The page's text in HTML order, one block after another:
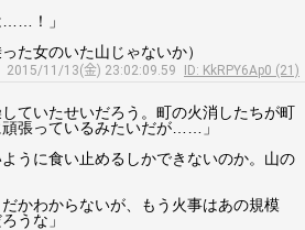
……！」
た女のいた山じゃないか）
2015/11/13(金) 23:02:09.59
ID: KkRPY6Ap0 (21)
ていたせいだろう。町の火消したちが町
張っているみたいだが……」
うに食い止めるしかできないのか。山の
かわからないが、もう火事はあの規模
うな」